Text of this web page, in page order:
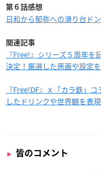
第６話感想
日和から郁弥への滑り台ド
関連記事
『Free!』シリーズ５周年
決定！厳選した原画や設定
『Free!DF』ｘ「カラ鉄」
したドリンクや世界観を表
皆のコメント